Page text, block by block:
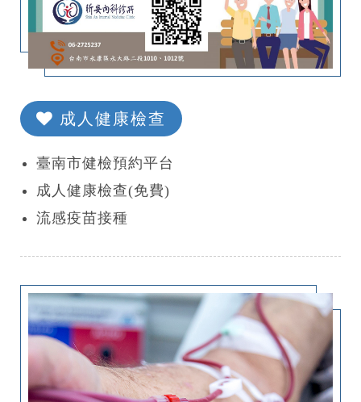
成人健康檢查
臺南市健檢預約平台
成人健康檢查(免費)
流感疫苗接種